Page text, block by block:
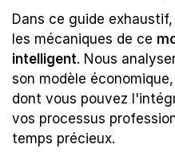
Dans ce guide
les mécaniques de ce
intelligent. Nous
son modèle
dont vous pouvez
vos processus
temps précieux.